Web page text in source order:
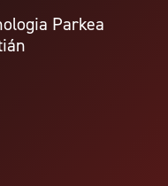
Parkea